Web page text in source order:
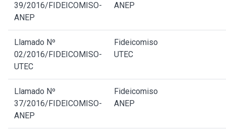
39/2016/FIDEICOMISO-
ANEP
ANEP
Llamado Nº
02/2016/FIDEICOMISO-
UTEC
Fideicomiso
UTEC
Llamado Nº
37/2016/FIDEICOMISO-
ANEP
Fideicomiso
ANEP